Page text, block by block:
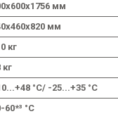
мм
мм
кг
кг
°C/ -25...+35 °C
60*³ °С